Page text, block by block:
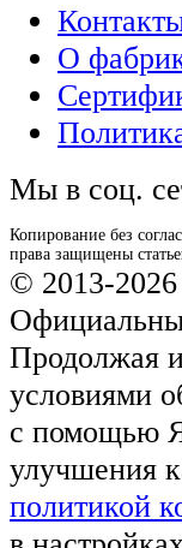
О
Мы в соц.
Копирование без
права защищены
© 2013-
Продолжая
условиями
с помощью
улучшения
политикой